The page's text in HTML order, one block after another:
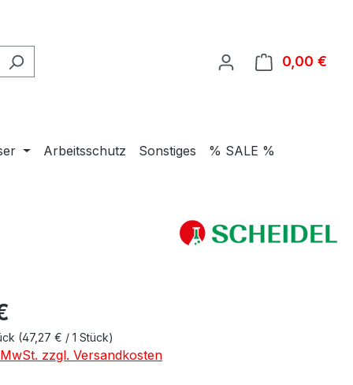
0,00 €
Arbeitsschutz Sonstiges % SALE %
(47,27 € / 1 Stück)
zzgl. Versandkosten